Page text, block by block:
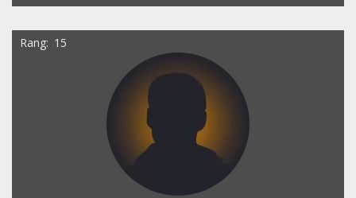
Rang 15